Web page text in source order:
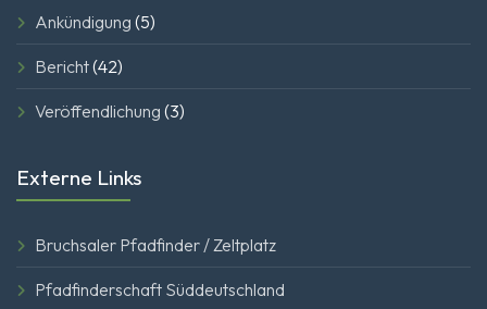
Ankündigung (5)
Bericht(42)
Veröffendlichung (3)
Externe Links
Bruchsaler Pfadfinder / Zeltplatz
Pfadfinderschaft Süddeutschland